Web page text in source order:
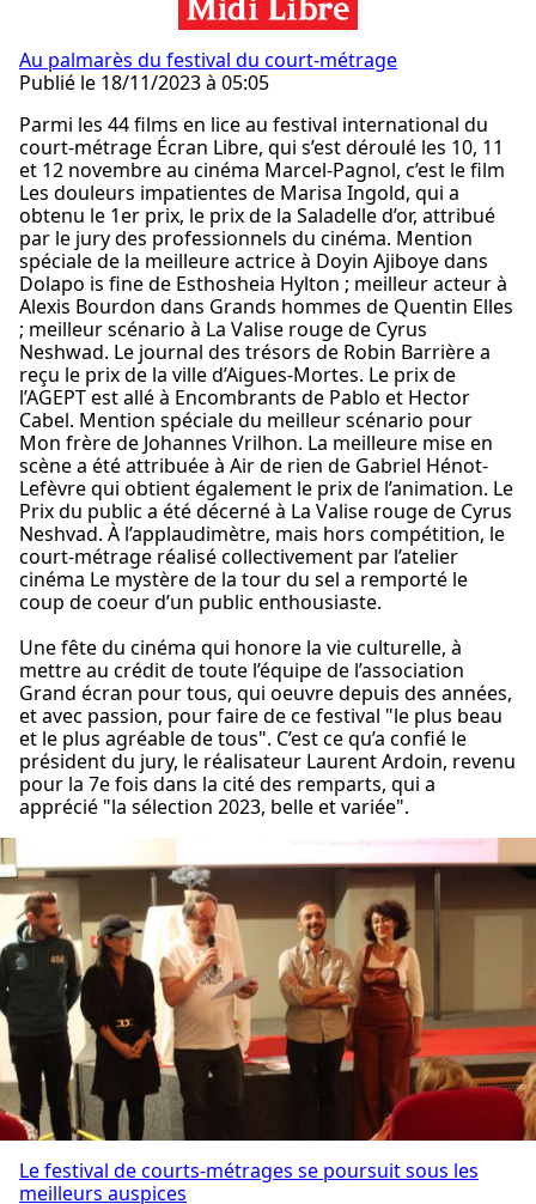
Au palmarès du festival du court-métrage
Publié le 18/11/2023 à 05:05
Parmi les 44 films en lice au festival international du
court-métrage Écran Libre, qui s’est déroulé les 10, 11
et 12 novembre au cinéma Marcel-Pagnol, c’est le film
Les douleurs impatientes de Marisa Ingold, qui a
obtenu le 1er prix, le prix de la Saladelle d’or, attribué
par le jury des professionnels du cinéma. Mention
spéciale de la meilleure actrice à Doyin Ajiboye dans
Dolapo is fine de Esthosheia Hylton ; meilleur acteur à
Alexis Bourdon dans Grands hommes de Quentin Elles
; meilleur scénario à La Valise rouge de Cyrus
Neshwad. Le journal des trésors de Robin Barrière a
reçu le prix de la ville d’Aigues-Mortes. Le prix de
l’AGEPT est allé à Encombrants de Pablo et Hector
Cabel. Mention spéciale du meilleur scénario pour
Mon frère de Johannes Vrilhon. La meilleure mise en
scène a été attribuée à Air de rien de Gabriel Hénot-
Lefèvre qui obtient également le prix de l’animation. Le
Prix du public a été décerné à La Valise rouge de Cyrus
Neshvad. À l’applaudimètre, mais hors compétition, le
court-métrage réalisé collectivement par l’atelier
cinéma Le mystère de la tour du sel a remporté le
coup de coeur d’un public enthousiaste.
Une fête du cinéma qui honore la vie culturelle, à
mettre au crédit de toute l’équipe de l’association
Grand écran pour tous, qui oeuvre depuis des années,
et avec passion, pour faire de ce festival "le plus beau
et le plus agréable de tous". C’est ce qu’a confié le
président du jury, le réalisateur Laurent Ardoin, revenu
pour la 7e fois dans la cité des remparts, qui a
apprécié "la sélection 2023, belle et variée".
Le festival de courts-métrages se poursuit sous les
meilleurs auspices